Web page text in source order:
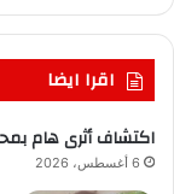
اقرا ايضا
اكتشاف أثرى هام
6 أغسطس، 2026